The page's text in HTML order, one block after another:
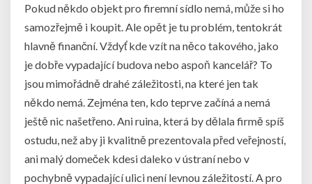
Pokud někdo objekt pro firemní sídlo nemá, může si ho
samozřejmě i koupit. Ale opět je tu problém, tentokrát
hlavně finanční. Vždyť kde vzít na něco takového, jako
je dobře vypadající budova nebo aspoň kancelář? To
jsou mimořádně drahé záležitosti, na které jen tak
někdo nemá. Zejména ten, kdo teprve začíná a nemá
ještě nic našetřeno. Ani ruina, která by dělala firmě spíš
ostudu, než aby ji kvalitně prezentovala před veřejností,
ani malý domeček kdesi daleko v ústraní nebo v
pochybně vypadající ulici není levnou záležitostí. A pro